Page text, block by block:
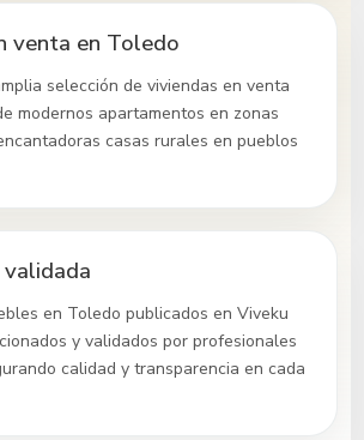
venta en Toledo
selección de viviendas en venta
modernos apartamentos en zonas
casas rurales en pueblos
en Toledo publicados en Viveku
y validados por profesionales
calidad y transparencia en cada